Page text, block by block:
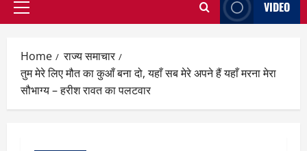
Primary
VIDEO
Home
राज्य समाचार
तुम मेरे लिए मौत का कुआँ बना दो, यहाँ सब मेरे अपने हैं यहाँ मरना मेरा
सौभाग्य – हरीश रावत का पलटवार